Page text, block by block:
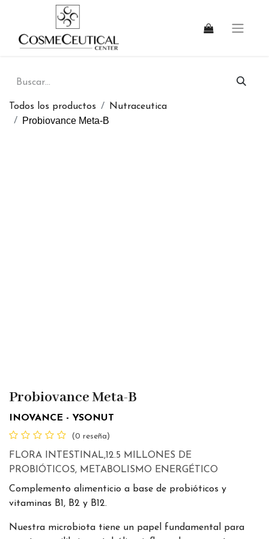
Todos los productos Nutraceutica
Probiovance Meta-B
Probiovance Meta-B
INOVANCE - YSONUT
(0 reseña)
FLORA INTESTINAL,12.5 MILLONES DE
PROBIÓTICOS, METABOLISMO ENERGÉTICO
Complemento alimenticio a base de probióticos y
vitaminas B1, B2 y B12.
Nuestra microbiota tiene un papel fundamental para